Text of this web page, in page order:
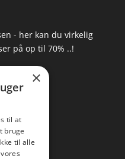
- her kan du virkelig
på op til 70% ..!
×
til at
bruge
til alle